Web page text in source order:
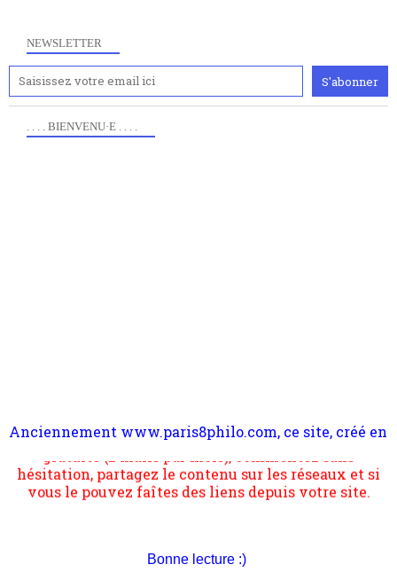
NEWSLETTER
. . . . BIENVENU·E . . . .
2006 lors du mouvement anti-CPE, a rendu compte de
l'actualité et de l'expérimentation à Paris 8. Il
s'occupe plus largement de rendre compte d'une
transformation dans les paradigmes philosophiques
suivant la pensée du Dehors ou du Surpli, omme la
quantique, résolvant la plupart des impasses
philosophique du WWe siècle. Cette pensée hors
gratuite (2 mails par mois), commentez sans
vous le pouvez faîtes des liens depuis votre site.
Bonne lecture :)